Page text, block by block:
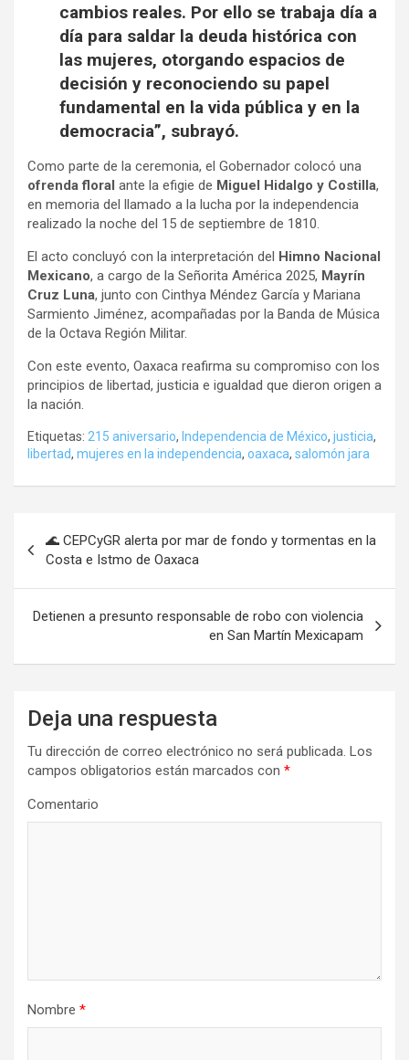
cambios reales. Por ello se trabaja día a
día para saldar la deuda histórica con
las mujeres, otorgando espacios de
decisión y reconociendo su papel
fundamental en la vida pública y en la
democracia”, subrayó.
Como parte de la ceremonia, el Gobernador colocó una
ofrenda floral ante la efigie de Miguel Hidalgo y Costilla,
en memoria del llamado a la lucha por la independencia
realizado la noche del 15 de septiembre de 1810.
El acto concluyó con la interpretación del Himno Nacional
Mexicano, a cargo de la Señorita América 2025, Mayrín
Cruz Luna, junto con Cinthya Méndez García y Mariana
Sarmiento Jiménez, acompañadas por la Banda de Música
de la Octava Región Militar.
Con este evento, Oaxaca reafirma su compromiso con los
principios de libertad, justicia e igualdad que dieron origen a
la nación.
Etiquetas: 215 aniversario, Independencia de México, justicia,
libertad, mujeres en la independencia, oaxaca, salomón jara
de
entradas
🌊 CEPCyGR alerta por mar de fondo y tormentas en la
Costa e Istmo de Oaxaca
Detienen a presunto responsable de robo con violencia
en San Martín Mexicapam
Deja una respuesta
Tu dirección de correo electrónico no será publicada. Los
campos obligatorios están marcados con *
Comentario
Nombre *